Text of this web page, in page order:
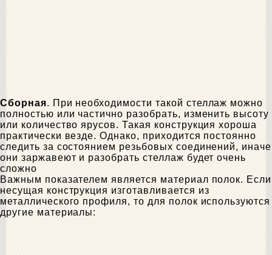
Сборная. При необходимости такой стеллаж можно
полностью или частично разобрать, изменить высоту
или количество ярусов. Такая конструкция хороша
практически везде. Однако, приходится постоянно
следить за состоянием резьбовых соединений, иначе
они заржавеют и разобрать стеллаж будет очень
сложно
Важным показателем является материал полок. Если
несущая конструкция изготавливается из
металлического профиля, то для полок используются
другие материалы: